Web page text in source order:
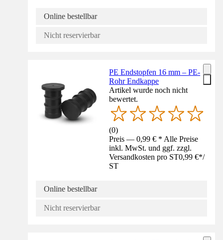
Online bestellbar
Nicht reservierbar
PE Endstopfen 16 mm – PE-
Rohr Endkappe
Artikel wurde noch nicht
bewertet.
(0)
Preis — 0,99 € * Alle Preise
inkl. MwSt. und ggf. zzgl.
Versandkosten pro ST0,99 €*/
ST
Online bestellbar
Nicht reservierbar